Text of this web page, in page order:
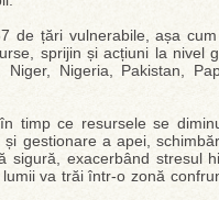
de țări vulnerabile, așa
sprijin și acțiuni la nivel
Nigeria, Pakistan,
timp ce resursele se
gestionare a apei,
sigură, exacerbând stresul
va trăi într-o zonă